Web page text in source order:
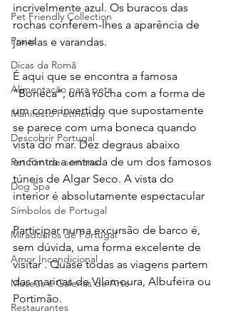
Pet Friendly Collection
Praias
Dicas da Romã
Alimentação para pets
Manifesto Petfriendly
Descobrir Portugal
Pet Fim-de-semana
Dog Spa
Símbolos de Portugal
Miradouros de Portugal
Amor Incondicional
Museus e Galerias de Arte
Restaurantes
incrivelmente azul. Os buracos das
rochas conferem-lhes a aparência de
janelas e varandas.
É aqui que se encontra a famosa
“Boneca”, uma rocha com a forma de
um cone invertido que supostamente
se parece com uma boneca quando
vista do mar. Dez degraus abaixo
encontra a entrada de um dos famosos
túneis de Algar Seco. A vista do
interior é absolutamente espectacular
Participar numa excursão de barco é,
sem dúvida, uma forma excelente de
visitar . Quase todas as viagens partem
das marinas de Vilamoura, Albufeira ou
Portimão.